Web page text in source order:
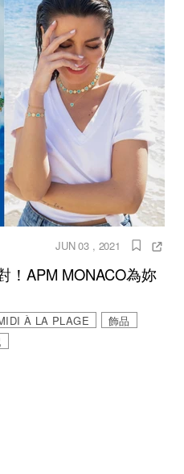
JUN 03 , 2021
！APM MONACO為妳
À LA PLAGE
飾品